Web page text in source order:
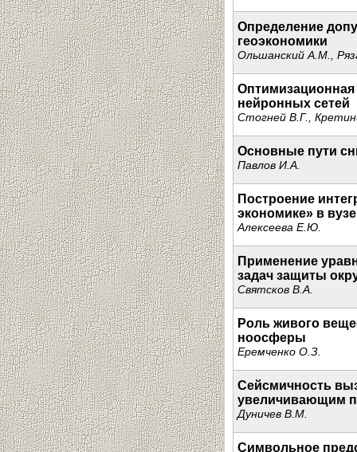
Определение
геоэкономики
Ольшанский А.М.,
Оптимизационная
нейронных сетей
Стогней В.Г.,
Основные пути
Павлов И.А.
Построение
экономике» в вузе
Алексеева Е.Ю.
Применение
задач защиты
Святсков В.А.
Роль живого
ноосферы
Еремченко О.З.
Сейсмичность
увеличивающим
Дуничев В.М.
Символьное